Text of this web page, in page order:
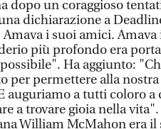
dopo un coraggioso
dichiarazione a
i suoi amici.
più profondo era
Ha aggiunto:
per permettere alla
auguriamo a tutti coloro a
a trovare gioia nella
William McMahon era